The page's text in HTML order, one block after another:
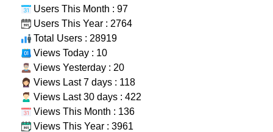
Users This Month : 97
Users This Year : 2764
Total Users : 28919
Views Today : 10
Views Yesterday : 20
Views Last 7 days : 118
Views Last 30 days : 422
Views This Month : 136
Views This Year : 3961